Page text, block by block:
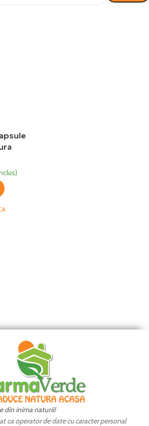
din inima naturii!
ca operator de date cu caracter personal